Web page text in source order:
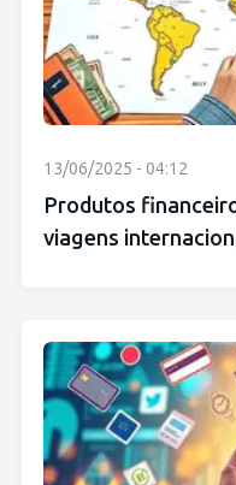
13/06/2025 - 04:12
Produtos
viagens